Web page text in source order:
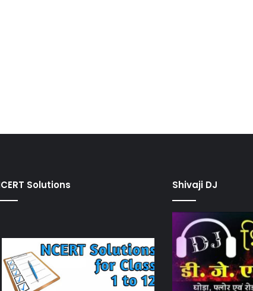
Solutions
Shivaji DJ